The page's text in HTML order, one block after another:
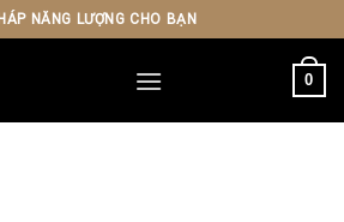
NĂNG LƯỢNG CHO BẠN
0